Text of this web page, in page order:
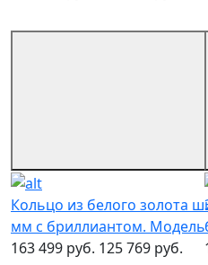
Кольцо из белого золота
мм с бриллиантом. Модель
163 499 руб. 125 769 руб.